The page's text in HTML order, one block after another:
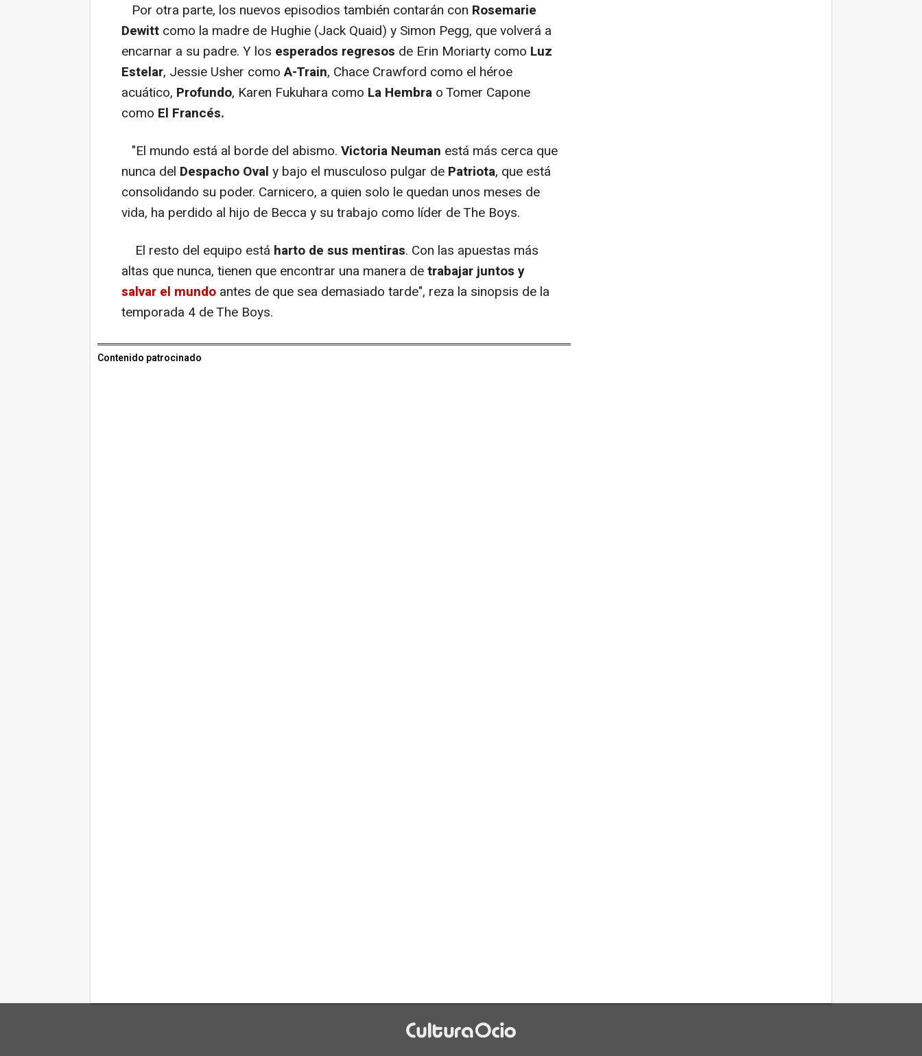
Por otra parte, los nuevos episodios también contarán con Rosemarie
Dewitt como la madre de Hughie (Jack Quaid) y Simon Pegg, que volverá a
encarnar a su padre. Y los esperados regresos de Erin Moriarty como Luz
Estelar, Jessie Usher comoA-Train, Chace Crawford como el héroe
acuático, Profundo, Karen Fukuhara como La Hembra o Tomer Capone
como El Francés.
"El mundo está al borde del abismo. Victoria Neuman está más cerca que
nunca del Despacho Oval y bajo el musculoso pulgar de Patriota, que está
consolidando su poder. Carnicero, a quien solo le quedan unos meses de
vida, ha perdido al hijo de Becca y su trabajo como líder de The Boys.
El resto del equipo está harto de sus mentiras. Con las apuestas más
altas que nunca, tienen que encontrar una manera detrabajar juntos y
salvar el mundo antes de que sea demasiado tarde", reza la sinopsis de la
temporada 4 de The Boys.
Contenido patrocinado